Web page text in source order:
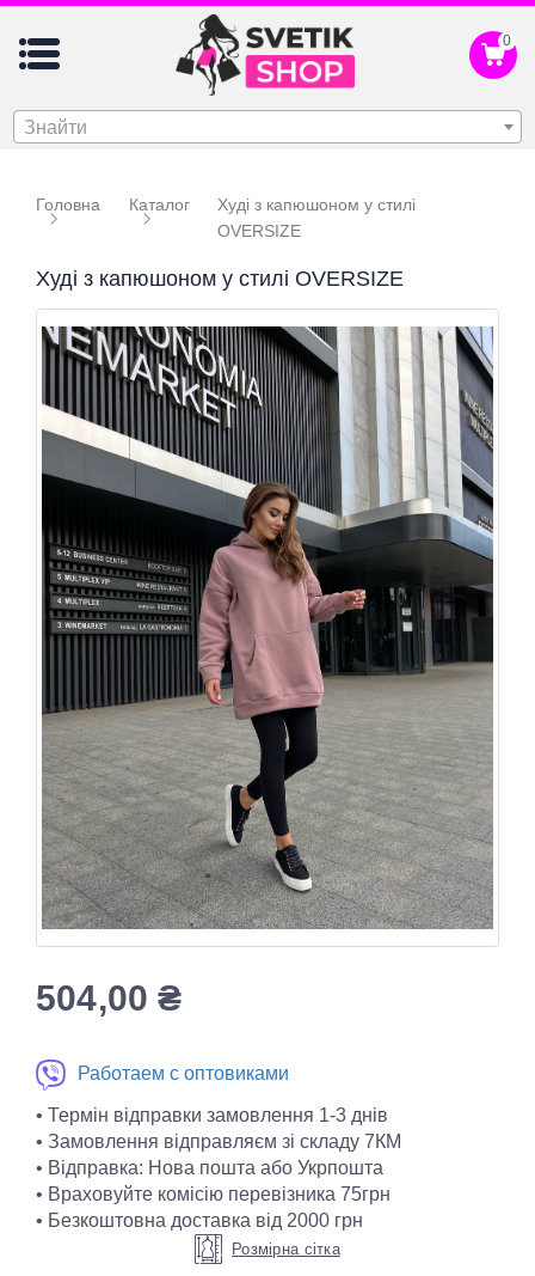
0
Знайти
Головна Каталог
Худі з капюшоном у стилі
OVERSIZE
Худі з капюшоном у стилі OVERSIZE
504,00₴
Работаем с оптовиками
• Термін відправки замовлення 1-3 днів
• Замовлення відправляєм зі складу 7КМ
• Відправка: Нова пошта або Укрпошта
• Враховуйте комісію перевізника 75грн
• Безкоштовна доставка від 2000 грн
Розмірна сітка